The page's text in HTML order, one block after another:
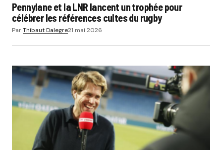
Pennylane et la LNR lancent un trophée pour
célébrer les références cultes du rugby
ParThibaut Dalegre21 mai 2026